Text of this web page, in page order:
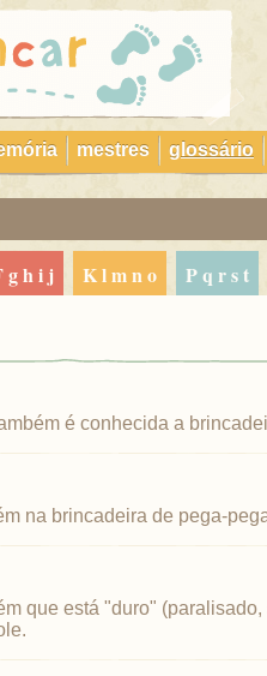
mestres glossário
f g h i j k l m n o p q r s t
é conhecida a
na brincadeira de pega-
que está "duro"